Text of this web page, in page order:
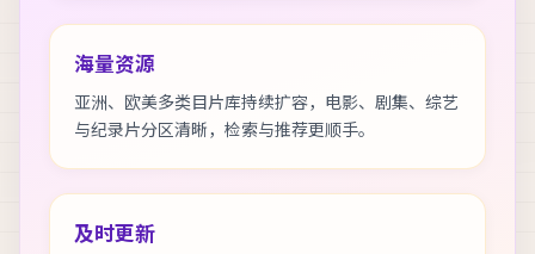
海量资源
亚洲、欧美多类目片库持续扩容，电影、剧集、综艺
与纪录片分区清晰，检索与推荐更顺手。
及时更新